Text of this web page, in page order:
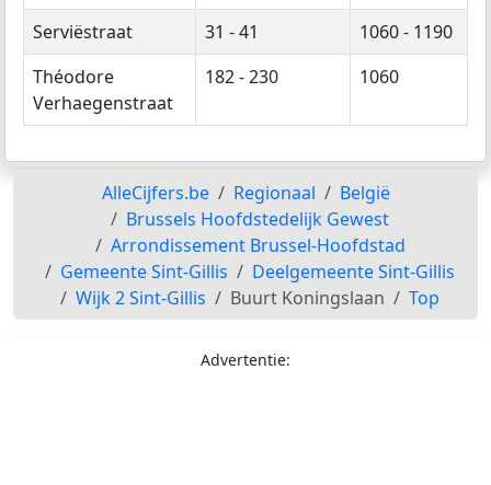
Serviëstraat
31 - 41
1060 - 1190
Théodore
Verhaegenstraat
182 - 230 1060
AlleCijfers.be Regionaal
België
Brussels Hoofdstedelijk Gewest
Arrondissement Brussel-Hoofdstad
Gemeente Sint-Gillis
Deelgemeente Sint-Gillis
Wijk 2 Sint-Gillis
Buurt Koningslaan Top
Advertentie: